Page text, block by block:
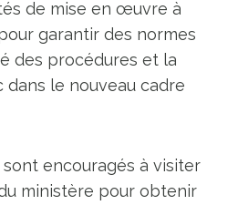
de mise en œuvre à
garantir des normes
des procédures et la
le nouveau cadre
encouragés à visiter
ministère pour obtenir